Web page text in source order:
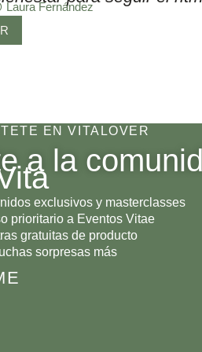
Laura Fernández
EN VITALOVER
a la
exclusivos y masterclasses
prioritario a Eventos Vitae
gratuitas de producto
sorpresas más